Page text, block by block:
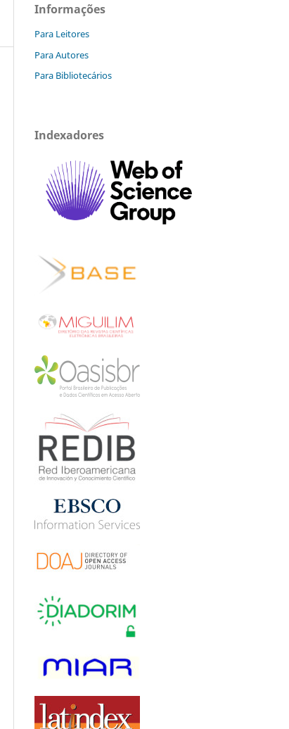
Informações
Para Leitores
Para Autores
Para Bibliotecários
Indexadores